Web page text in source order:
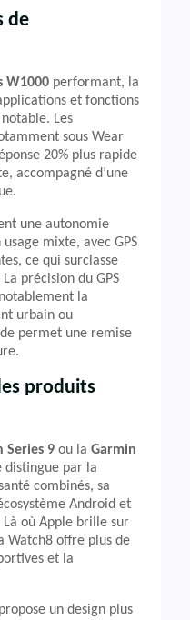
de
W1000 performant, la
et fonctions
Les
sous Wear
20% plus rapide
accompagné d’une
une autonomie
mixte, avec GPS
ce qui surclasse
précision du GPS
la
urbain ou
permet une remise
produits
Series 9 ou la Garmin
distingue par la
combinés, sa
Android et
Là où Apple brille sur
Watch8 offre plus de
et la
un design plus